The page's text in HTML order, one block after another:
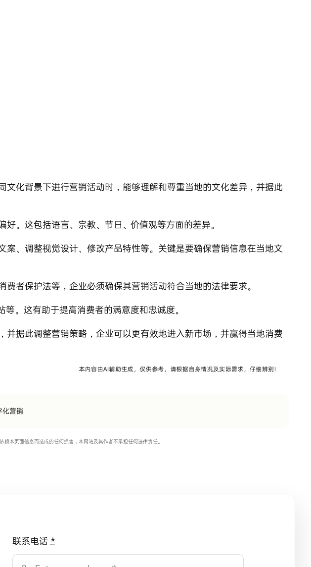
化背景下进行营销活动时，能够理解和尊重当地的文化差异，并据此
。这包括语言、宗教、节日、价值观等方面的差异。
、调整视觉设计、修改产品特性等。关键是要确保营销信息在当地文
者保护法等，企业必须确保其营销活动符合当地的法律要求。
。这有助于提高消费者的满意度和忠诚度。
据此调整营销策略，企业可以更有效地进入新市场，并赢得当地消费
化营销
本页面信息而造成的任何损害，本网站及其作者不承担任何法律责任。
联系电话*